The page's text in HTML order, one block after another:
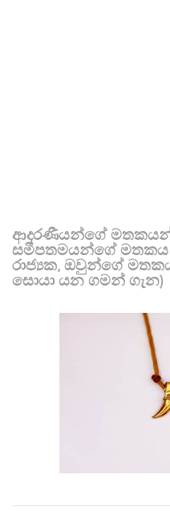
ආදරණීයන්ගේ
සමීපතමයන්ගේ
රාජ්‍යක, ඔවුන්ගේ
සොයා යන ගමන් ගැන)